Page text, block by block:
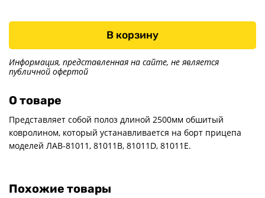
В корзину
Информация, представленная на сайте, не является
публичной офертой
О товаре
Представляет собой полоз длиной 2500мм обшитый
ковролином, который устанавливается на борт прицепа
моделей ЛАВ-81011, 81011В, 81011D, 81011Е.
Похожие товары